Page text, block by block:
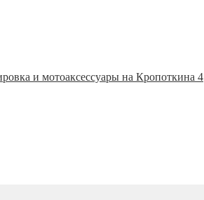
и мотоаксессуары на Кропоткина 4